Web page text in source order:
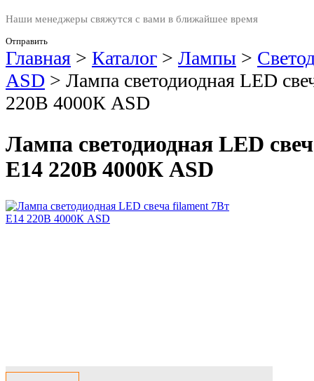
Наши менеджеры свяжутся с вами в ближайшее время
Отправить
Главная > Каталог > Лампы >
ASD > Лампа светодиодная LED
220В 4000К ASD
Лампа светодиодная LED
E14 220В 4000К ASD